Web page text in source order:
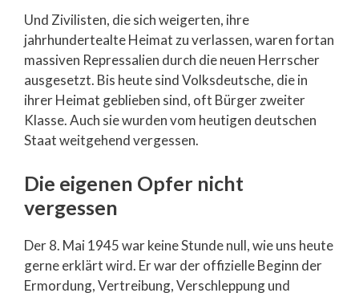
Und Zivilisten, die sich weigerten, ihre
jahrhundertealte Heimat zu verlassen, waren fortan
massiven Repressalien durch die neuen Herrscher
ausgesetzt. Bis heute sind Volksdeutsche, die in
ihrer Heimat geblieben sind, oft Bürger zweiter
Klasse. Auch sie wurden vom heutigen deutschen
Staat weitgehend vergessen.
Die eigenen Opfer nicht
vergessen
Der 8. Mai 1945 war keine Stunde null, wie uns heute
gerne erklärt wird. Er war der offizielle Beginn der
Ermordung, Vertreibung, Verschleppung und